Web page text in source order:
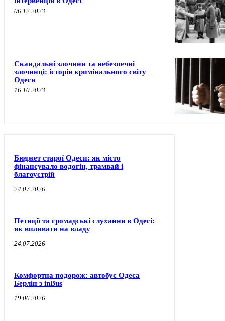
06.12.2023
Скандальні злочини та небезпечні
злочинці: історія кримінального світу
Одеси
16.10.2023
Бюджет старої Одеси: як місто
фінансувало водогін, трамвай і
благоустрій
24.07.2026
Петиції та громадські слухання в Одесі:
як впливати на владу
24.07.2026
Комфортна подорож: автобус Одеса
Берлін з inBus
19.06.2026